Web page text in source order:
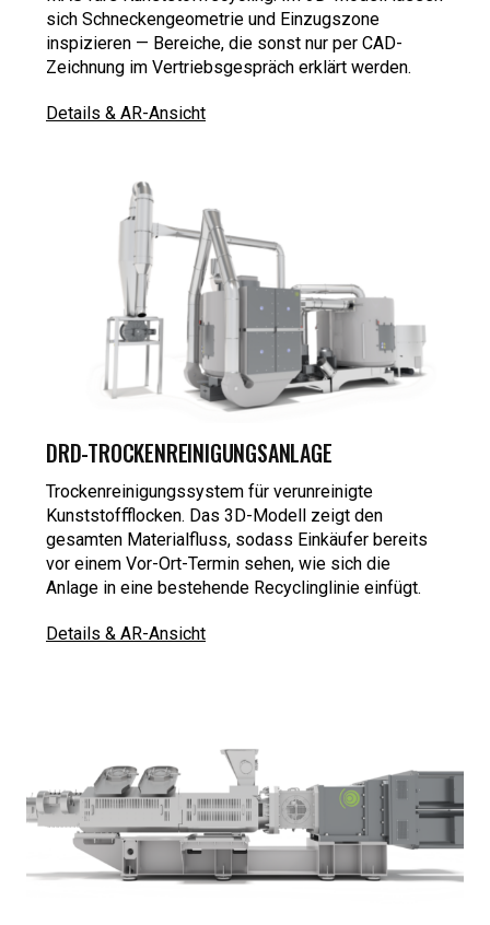
sich Schneckengeometrie und Einzugszone
inspizieren — Bereiche, die sonst nur per CAD-
Zeichnung im Vertriebsgespräch erklärt werden.
Details & AR-Ansicht
DRD-TROCKENREINIGUNGSANLAGE
Trockenreinigungssystem für verunreinigte
Kunststoffflocken. Das 3D-Modell zeigt den
gesamten Materialfluss, sodass Einkäufer bereits
vor einem Vor-Ort-Termin sehen, wie sich die
Anlage in eine bestehende Recyclinglinie einfügt.
Details & AR-Ansicht